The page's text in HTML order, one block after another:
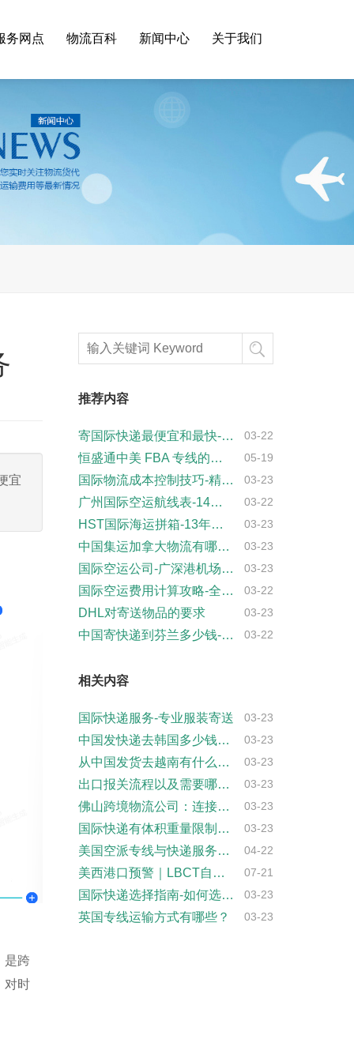
务网点 物流百科 新闻中心 关于我们
宜
是跨
对时
推荐内容
寄国际快递最便宜和最快-全球快递服务 03-22
恒盛通中美 FBA 专线的时效如何？ 05-19
国际物流成本控制技巧-精准管理方法大揭秘 03-23
广州国际空运航线表-14条航线供您选择 03-22
HST国际海运拼箱-13年海运经验!专业··· 03-23
中国集运加拿大物流有哪些? 03-23
国际空运公司-广深港机场航线推广 03-23
国际空运费用计算攻略-全球物流必备知识 03-22
DHL对寄送物品的要求 03-23
中国寄快递到芬兰多少钱-最新价格和服务 03-22
相关内容
国际快递服务-专业服装寄送 03-23
中国发快递去韩国多少钱？韩国物流费用详解 03-23
从中国发货去越南有什么物流方式最划算？ 03-23
出口报关流程以及需要哪些材料 03-23
佛山跨境物流公司：连接贸易，连接世界 03-23
国际快递有体积重量限制吗? 03-23
美国空派专线与快递服务对比：哪个更适合你··· 04-22
美西港口预警｜LBCT自动化码头作业承压··· 07-21
国际快递选择指南-如何选择合适的国际快递··· 03-23
英国专线运输方式有哪些？ 03-23